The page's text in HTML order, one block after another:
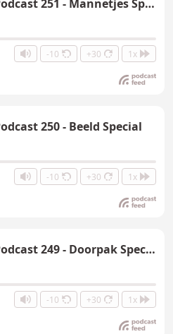
Nare Jongens Podcast 251 - Mannetjes Special
-10 +30 1x
250 - Beeld Special
-10 +30 1x
Nare Jongens Podcast 249 - Doorpak Special
-10 +30 1x